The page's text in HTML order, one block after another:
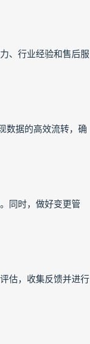
、行业经验和售后服
数据的高效流转，确
同时，做好变更管
估，收集反馈并进行